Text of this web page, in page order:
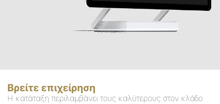
Βρείτε επιχείρηση
Η κατάταξη περιλαμβάνει τους καλύτερους στον κλάδο